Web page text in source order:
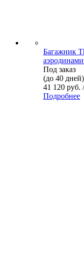
Багажник
Под заказ
(до 40 дней)
41 120 руб.
Подробнее